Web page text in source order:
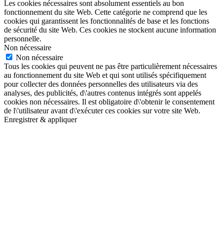
Les cookies nécessaires sont absolument essentiels au bon
fonctionnement du site Web. Cette catégorie ne comprend que les
cookies qui garantissent les fonctionnalités de base et les fonctions
de sécurité du site Web. Ces cookies ne stockent aucune information
personnelle.
Non nécessaire
Non nécessaire
Tous les cookies qui peuvent ne pas être particulièrement nécessaires
au fonctionnement du site Web et qui sont utilisés spécifiquement
pour collecter des données personnelles des utilisateurs via des
analyses, des publicités, d\'autres contenus intégrés sont appelés
cookies non nécessaires. Il est obligatoire d\'obtenir le consentement
de l\'utilisateur avant d\'exécuter ces cookies sur votre site Web.
Enregistrer & appliquer